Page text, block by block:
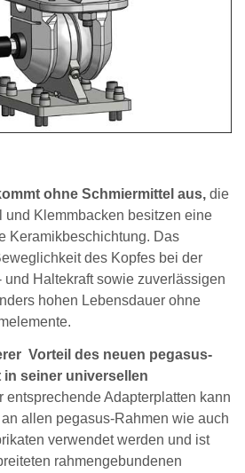
ohne Schmiermittel aus, die
und Klemmbacken besitzen eine
Keramikbeschichtung. Das
des Kopfes bei der
und Haltekraft sowie zuverlässigen
hohen Lebensdauer ohne
Vorteil des neuen pegasus-
seiner universellen
entsprechende Adapterplatten kann
allen pegasus-Rahmen wie auch
verwendet werden und ist
rahmengebundenen